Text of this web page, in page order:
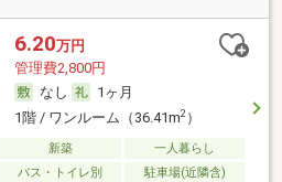
6.20万円
管理費2,800円
なし
1ヶ月
1階 / ワンルーム（36.41m2）
新築
一人暮らし
バス・トイレ別 駐車場(近隣含)